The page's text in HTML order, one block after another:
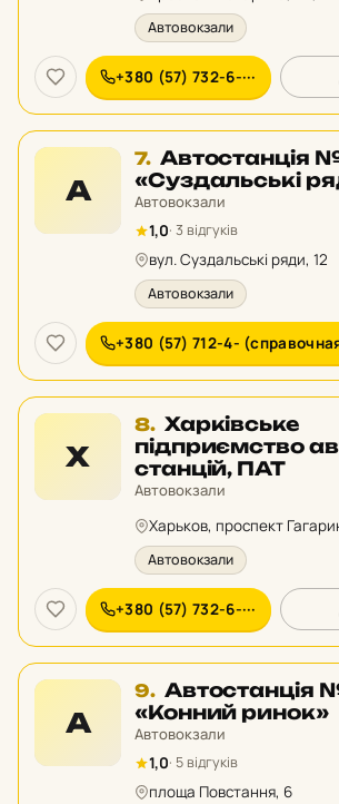
Автовокзали
+380 (57) 732-6-···
А
7. Місце
7
у
рейтингу:
Автостанція
«Суздальські
Автовокзали
1,0· 3 відгуків
вул. Суздальські ряди, 12
Автовокзали
+380 (57) 712-4-
Х
8. Місце
8
у
рейтингу:
Харківське
підприємство
станцій, ПАТ
Автовокзали
Харьков, проспект
Автовокзали
+380 (57) 732-6-···
А
9. Місце
9
у
рейтингу:
Автостанція
«Конний ринок»
Автовокзали
1,0· 5 відгуків
площа Повстання, 6